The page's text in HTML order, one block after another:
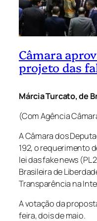
Câmara
projeto das
Márcia Turcato, de
(Com Agência
A Câmara dos
192, o requerimento
lei das fake news (PL
Brasileira de
Transparência na
A votação da
feira, dois de maio.